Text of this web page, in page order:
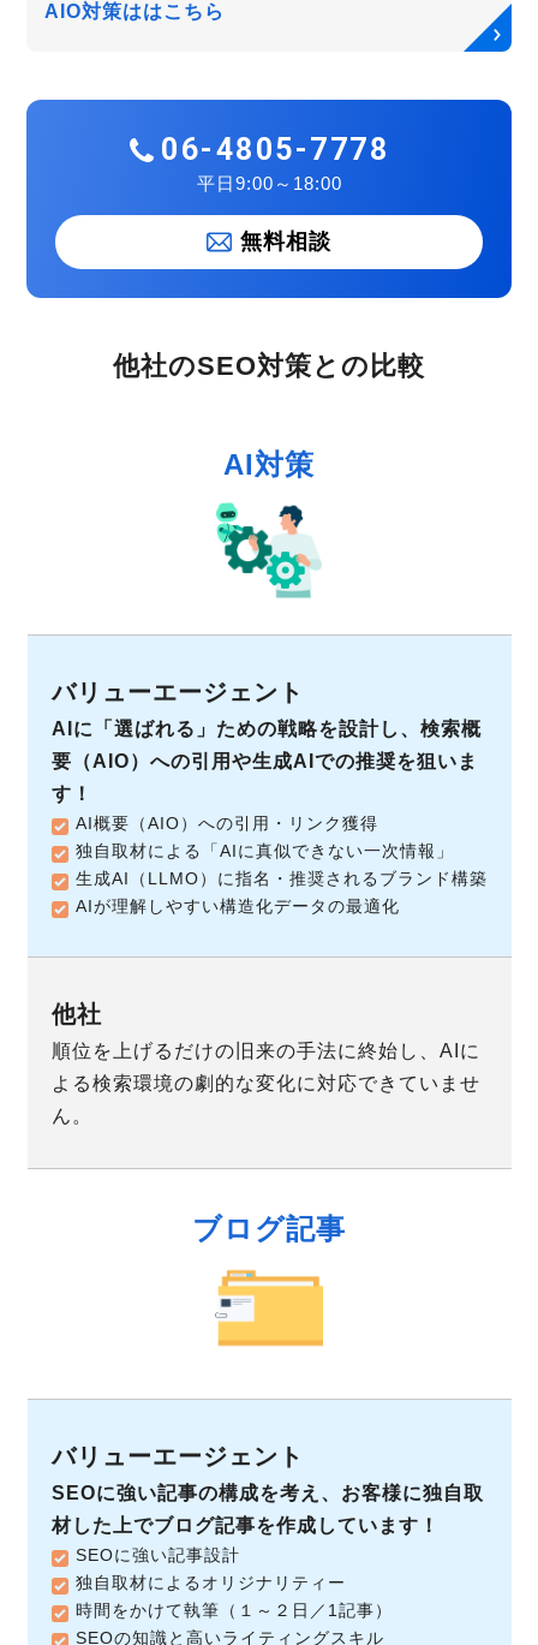
AIO対策ははこちら
06-4805-7778
平日9:00～18:00
無料相談
他社のSEO対策との比較
AI対策
AIに「選ばれる」ための戦略を設計し、検索概
要（AIO）への引用や生成AIでの推奨を狙いま
す！
AI概要（AIO）への引用・リンク獲得
独自取材による「AIに真似できない一次情報」
生成AI（LLMO）に指名・推奨されるブランド構築
AIが理解しやすい構造化データの最適化
順位を上げるだけの旧来の手法に終始し、AIに
よる検索環境の劇的な変化に対応できていませ
ん。
ブログ記事
SEOに強い記事の構成を考え、お客様に独自取
材した上でブログ記事を作成しています！
SEOに強い記事設計
独自取材によるオリジナリティー
時間をかけて執筆（１～２日／1記事）
SEOの知識と高いライティングスキル